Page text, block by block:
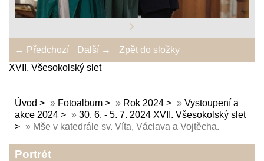
← Předchozí Další →
Zpět do složky
XVII. Všesokolský slet
Úvod » Fotoalbum » Rok 2024 » Vystoupení a
akce 2024
» 30. 6. - 5. 7. 2024 XVII. Všesokolský slet
» Mše v katedrále sv. Víta, Václava a Vojtěcha.
Portrét